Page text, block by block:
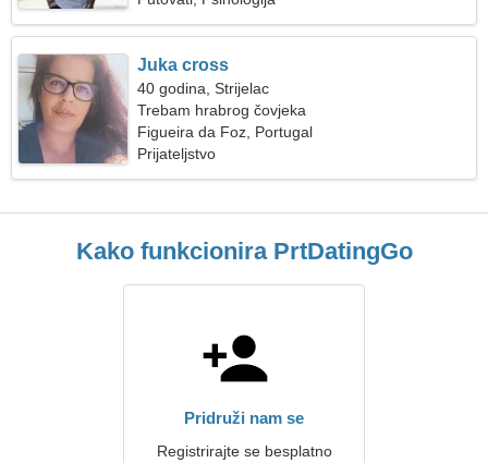
Juka cross
40 godina, Strijelac
Trebam hrabrog čovjeka
Figueira da Foz, Portugal
Prijateljstvo
Kako funkcionira PrtDatingGo
Pridruži nam se
Registrirajte se besplatno